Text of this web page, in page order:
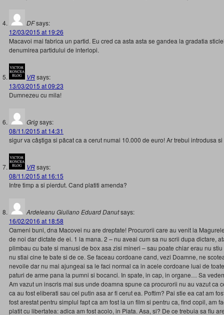
DFsays:
12/03/2015 at 19:26
Macavoi mai fabrica un partid. Eu cred ca asta asta se gandea la gradatia
denumirea partidului de interlopi.
VRsays:
13/03/2015 at 09:23
Dumnezeu cu mila!
Grigsays:
08/11/2015 at 14:31
sigur va câștiga si păcat ca a cerut numai 10.000 de euro! Ar trebui introdusa
VRsays:
08/11/2015 at 16:15
Intre timp a si pierdut. Cand platiti amenda?
Ardeleanu Giuliano Eduard Danutsays:
16/02/2016 at 18:58
Oameni buni, dna Macovei nu are dreptate! Procurorii care au venit la
de noi dar dictate de ei. 1 la mana. 2 – nu aveai cum sa nu scrii dupa dictare,
plimbau cu bate si manusi de box asa zisi mineri – sau poate chiar erau nu
nu stiai cine te bate si de ce. Se faceau cordoane cand, vezi Doamne, ne
nevoile dar nu mai ajungeai sa le faci normal ca in acele cordoane luai de
paturi de arme pana la pumni si bocanci. In spate, in cap, in organe… Sa
Am vazut un inscris mai sus unde doamna spune ca procurorii nu au vazut ca
ca au fost eliberati sau cel putin asa ar fi cerut ea. Poftim? Pai stie ea cat am
fost arestat pentru simplul fapt ca am fost la un film si pentru ca, find copil, am
platit cu libertatea: adica am fost acolo, in Piata. Asa, si? De ce trebuia sa fiu